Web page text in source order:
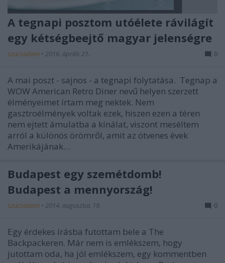
A tegnapi posztom utóélete rávilágít
egy kétségbeejtő magyar jelenségre
szucsadam • 2016. április 21. 0
A mai poszt - sajnos - a tegnapi folytatása. Tegnap a
WOW American Retro Diner nevű helyen szerzett
élményeimet írtam meg nektek. Nem
gasztroélmények voltak ezek, hiszen ezen a téren
nem ejtett ámulatba a kínálat, viszont meséltem
arról a különös örömről, amit az ötvenes évek
Amerikájának…
Budapest egy szemétdomb!
Budapest a mennyország!
szucsadam • 2014. augusztus 19. 0
Egy érdekes írásba futottam bele a The
Backpackeren. Már nem is emlékszem, hogy
jutottam oda, ha jól emlékszem, egy kommentben